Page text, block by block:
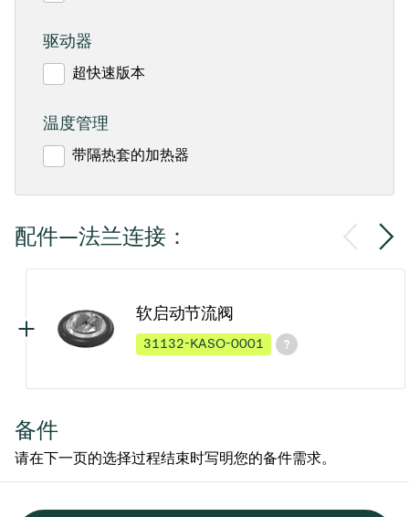
驱动器
超快速版本
温度管理
带隔热套的加热器
配件—法兰连接：
软启动节流阀
31132-KASO-0001
备件
请在下一页的选择过程结束时写明您的备件需求。